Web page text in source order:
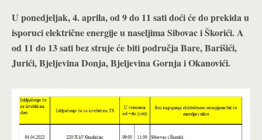
U ponedjeljak, 4. aprila,od 9 do 11 sati doći će do prekida u
isporuci električne energije u naseljima Sibovac i Škorići. A
od 11 do 13 sati bez struje će biti područja Bare, Barišići,
Jurići, Bjeljevina Donja, Bjeljevina Gornja i Okanovići.